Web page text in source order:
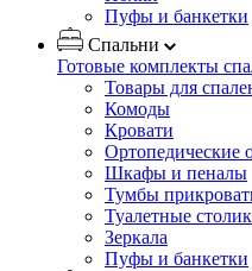
Пуфы и банкетки
Спальни
Готовые комплекты
Товары для
Комоды
Кровати
Ортопедические
Шкафы и пеналы
Тумбы
Туалетные
Зеркала
Пуфы и банкетки